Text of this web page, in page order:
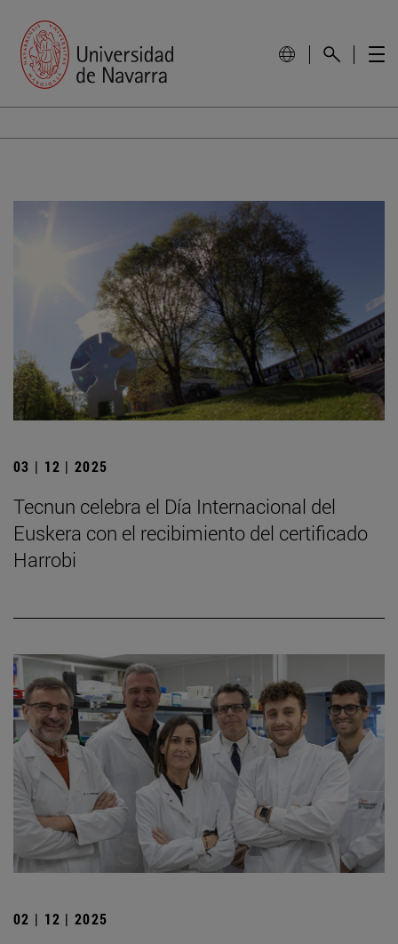
03 | 12 | 2025
Tecnun celebra el Día Internacional del
Euskera con el recibimiento del certificado
Harrobi
02 | 12 | 2025